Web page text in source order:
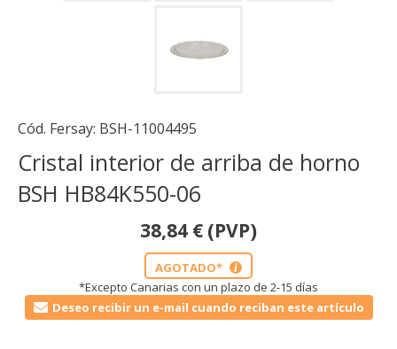
Cód. Fersay: BSH-11004495
Cristal interior de arriba de horno
BSH HB84K550-06
38,84 € (PVP)
AGOTADO* i
*Excepto Canarias con un plazo de 2-15 días
Deseo recibir un e-mail cuando reciban este artículo